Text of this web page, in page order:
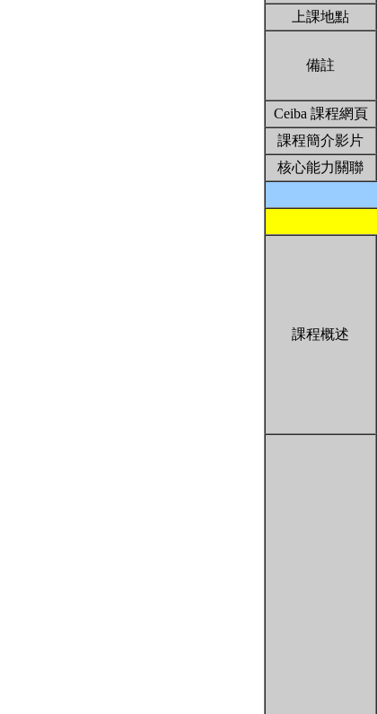
上課地點
備註
Ceiba 課程網頁
課程簡介影片
核心能力關聯
課程概述